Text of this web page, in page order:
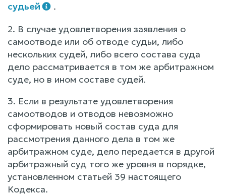
судьей
.
2. В случае удовлетворения заявления о
самоотводе или об отводе судьи, либо
нескольких судей, либо всего состава суда
дело рассматривается в том же арбитражном
суде, но в ином составе судей.
3. Если в результате удовлетворения
самоотводов и отводов невозможно
сформировать новый состав суда для
рассмотрения данного дела в том же
арбитражном суде, дело передается в другой
арбитражный суд того же уровня в порядке,
установленном статьей 39 настоящего
Кодекса.